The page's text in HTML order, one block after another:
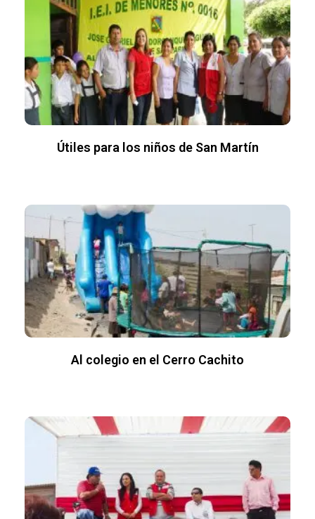
Útiles para los niños de San Martín
Al colegio en el Cerro Cachito